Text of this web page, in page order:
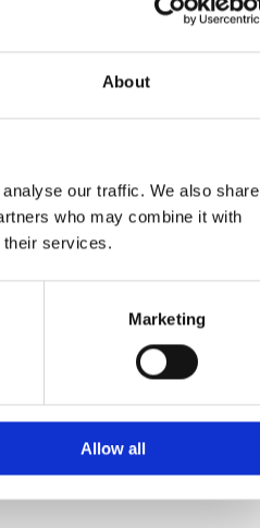
About
our traffic. We also share
who may combine it with
their services.
Marketing
Allow all